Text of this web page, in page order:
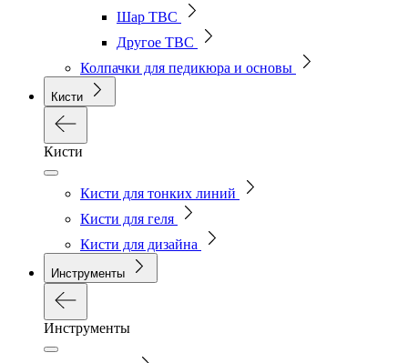
Шар ТВС
Другое ТВС
Колпачки для педикюра и основы
Кисти
Кисти
Кисти для тонких линий
Кисти для геля
Кисти для дизайна
Инструменты
Инструменты